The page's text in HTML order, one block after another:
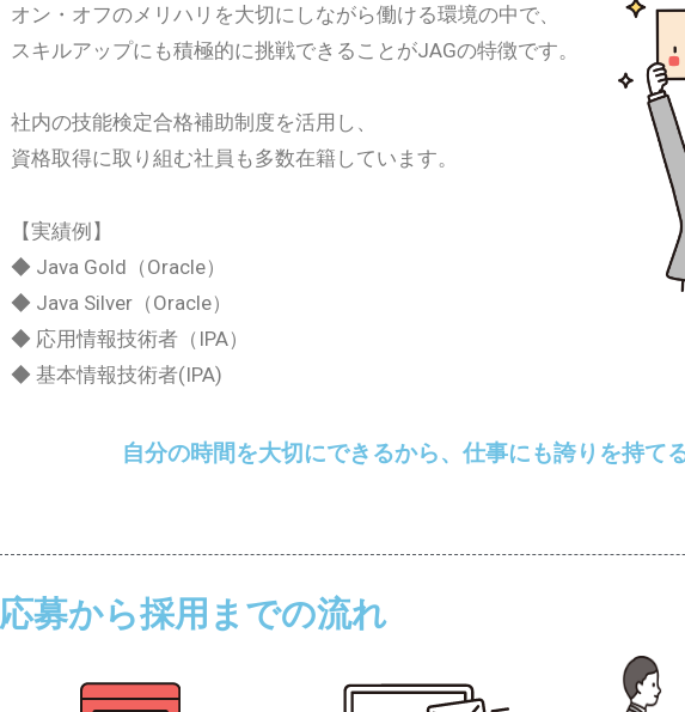
オン・オフのメリハリを大切にしながら働ける環境の中で、
スキルアップにも積極的に挑戦できることがJAGの特徴です。
社内の技能検定合格補助制度を活用し、
資格取得に取り組む社員も多数在籍しています。
【実績例】
◆ Java Gold（Oracle）
◆ Java Silver（Oracle）
◆ 応用情報技術者（IPA）
◆ 基本情報技術者(IPA)
自分の時間を大切にできるから、仕事にも誇りを持て
応募から採用までの流れ